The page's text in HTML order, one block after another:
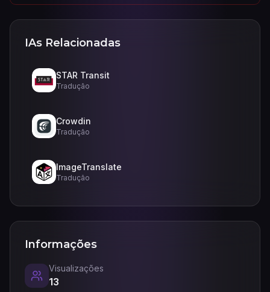
IAs Relacionadas
STAR Transit
Tradução
Crowdin
Tradução
ImageTranslate
Tradução
Informações
Visualizações
13